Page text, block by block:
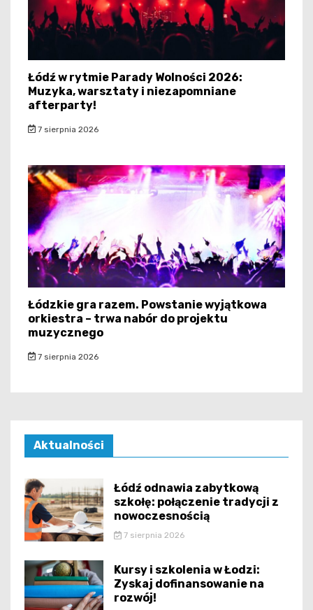
Łódź w rytmie Parady Wolności 2026:
Muzyka, warsztaty i niezapomniane
afterparty!
7 sierpnia 2026
Łódzkie gra razem. Powstanie wyjątkowa
orkiestra – trwa nabór do projektu
muzycznego
7 sierpnia 2026
Aktualności
Łódź odnawia zabytkową
szkołę: połączenie tradycji z
nowoczesnością
7 sierpnia 2026
Kursy i szkolenia w Łodzi:
Zyskaj dofinansowanie na
rozwój!